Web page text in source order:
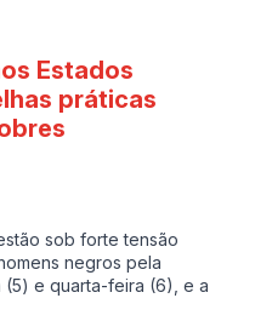
Estados
práticas
sob forte tensão
negros pela
(5) e quarta-feira (6), e a